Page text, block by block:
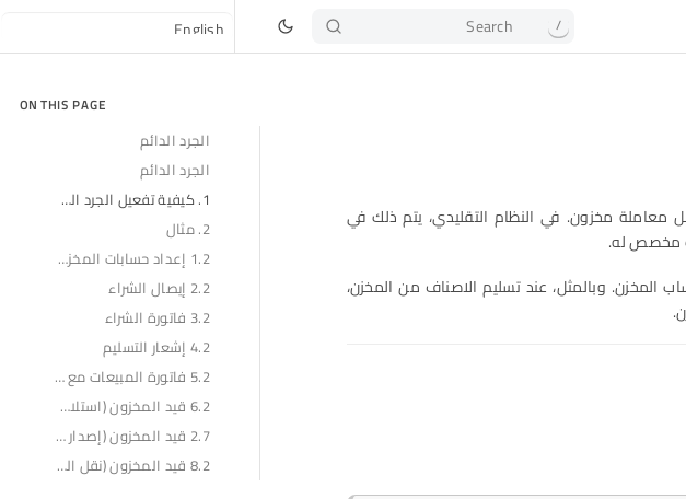
Search /
معاملة مخزون. في النظام التقليدي، يتم ذلك في
مخصص له.
المخزن. وبالمثل، عند تسليم الاصناف من المخزن،
ON THIS PAGE
الجرد الدائم
الجرد الدائم
1. كيفية تفعيل الجرد الدائم
2. مثال
1.2 إعداد حسابات المخزون
2.2 إيصال الشراء
3.2 فاتورة الشراء
4.2 إشعار التسليم
5.2 فاتورة المبيعات مع تحديث المخزون
6.2 قيد المخزون (استلام المواد)
2.7 قيد المخزون (إصدار المواد)
8.2 قيد المخزون (نقل المواد)